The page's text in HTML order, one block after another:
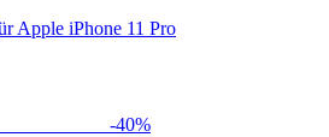
Apple iPhone 11 Pro
-40%